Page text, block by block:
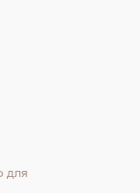
для